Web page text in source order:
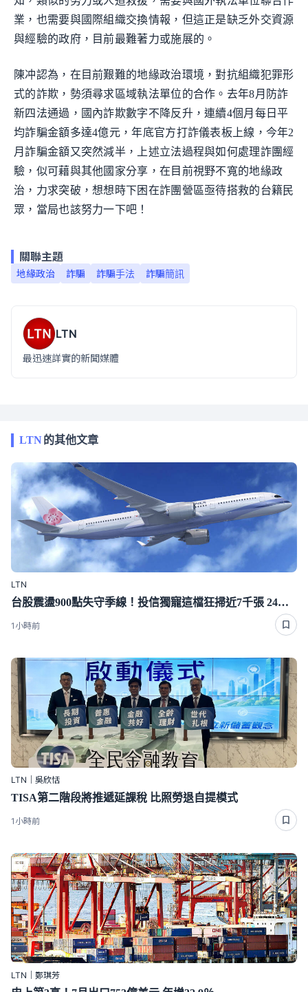
業，也需要與國際組織交換情報，但這正是缺乏外交資源
與經驗的政府，目前最難著力或施展的。
陳冲認為，在目前艱難的地緣政治環境，對抗組織犯罪形
式的詐欺，勢須尋求區域執法單位的合作。去年8月防詐
新四法通過，國內詐欺數字不降反升，連續4個月每日平
均詐騙金額多達4億元，年底官方打詐儀表板上線，今年2
月詐騙金額又突然減半，上述立法過程與如何處理詐團經
驗，似可藉與其他國家分享，在目前視野不寬的地緣政
治，力求突破，想想時下困在詐團營區亟待搭救的台籍民
眾，當局也該努力一下吧！
關聯主題
地緣政治 詐騙 詐騙手法 詐騙簡訊
LTN
最迅速詳實的新聞媒體
LTN的其他文章
LTN
台股震盪900點失守季線！投信獨寵這檔狂掃近7千張 24萬股東笑了
1小時前
LTN｜吳欣恬
TISA第二階段將推遞延課稅 比照勞退自提模式
1小時前
LTN｜鄭琪芳